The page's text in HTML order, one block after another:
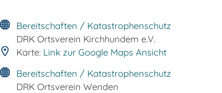
Bereitschaften / Katastrophenschutz
DRK Ortsverein Kirchhundem e.V.
Karte: Link zur Google Maps Ansicht
Bereitschaften / Katastrophenschutz
DRK Ortsverein Wenden